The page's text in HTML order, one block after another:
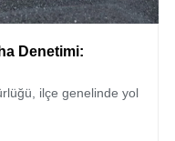
Denetimi:
ilçe genelinde yol